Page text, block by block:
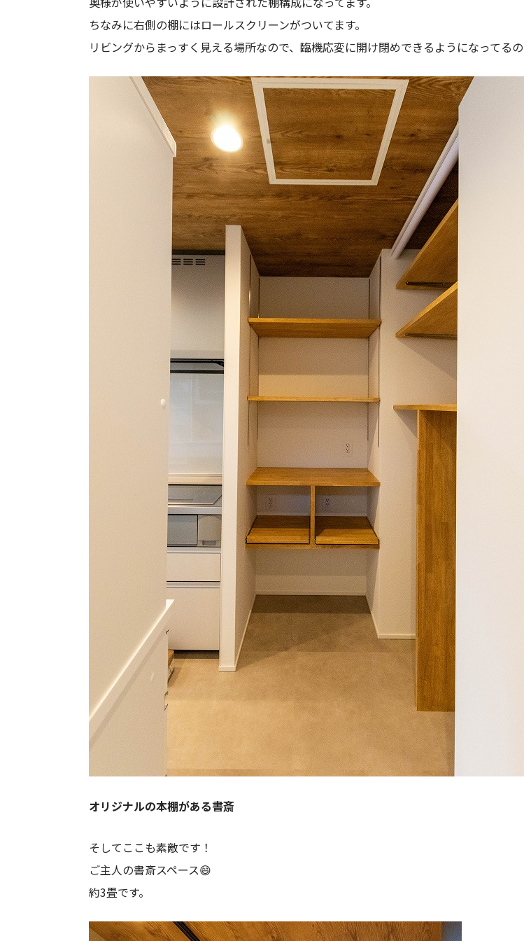
ちなみに右側の棚にはロールスクリーンがついてます。
リビングからまっすく見える場所なので、臨機応変に開け閉めできるようになってる
オリジナルの本棚がある書斎
そしてここも素敵です！
ご主人の書斎スペース😄
約3畳です。